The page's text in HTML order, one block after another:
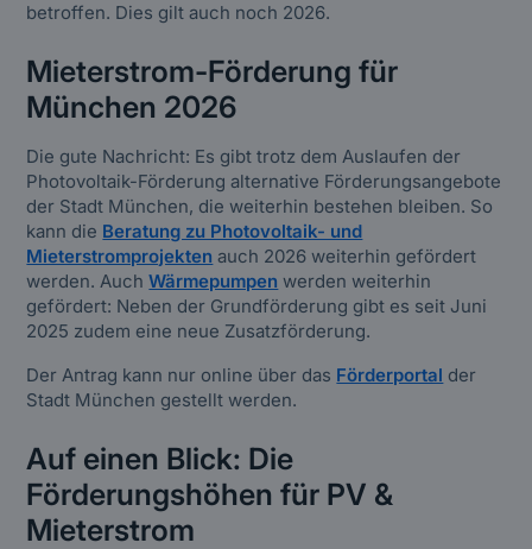
betroffen. Dies gilt auch noch 2026.
Mieterstrom-Förderung für
München 2026
Die gute Nachricht: Es gibt trotz dem Auslaufen der
Photovoltaik-Förderung alternative Förderungsangebote
der Stadt München, die weiterhin bestehen bleiben. So
kann die Beratung zu Photovoltaik- und
Mieterstromprojekten auch 2026 weiterhin gefördert
werden. AuchWärmepumpen werden weiterhin
gefördert: Neben der Grundförderung gibt es seit Juni
2025 zudem eine neue Zusatzförderung.
Der Antrag kann nur online über das Förderportal der
Stadt München gestellt werden.
Auf einen Blick: Die
Förderungshöhen für PV &
Mieterstrom